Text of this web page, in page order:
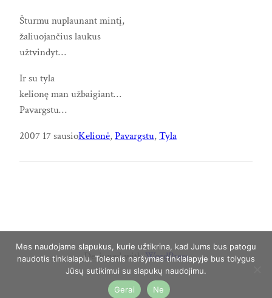
Šturmu nuplaunant mintį,
žaliuojančius laukus
užtvindyt…
Ir su tyla
kelionę man užbaigiant…
Pavargstu…
2007 17 sausioKelionė, Pavargstu, Tyla
Designed withWordPress
Mes naudojame slapukus, kurie užtikrina, kad Jums bus patogu
naudotis tinklalapiu. Tolesnis naršymas tinklalapyje bus tolygus
Jūsų sutikimui su slapukų naudojimu.
Gerai
Ne